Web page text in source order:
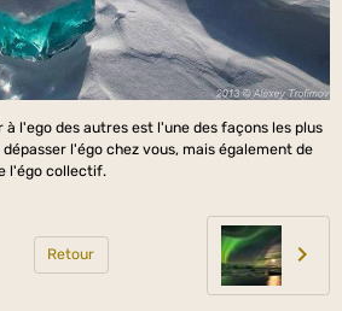
à l'ego des autres est l'une des façons les plus
l'égo chez vous, mais également de
l'égo collectif.
Retour